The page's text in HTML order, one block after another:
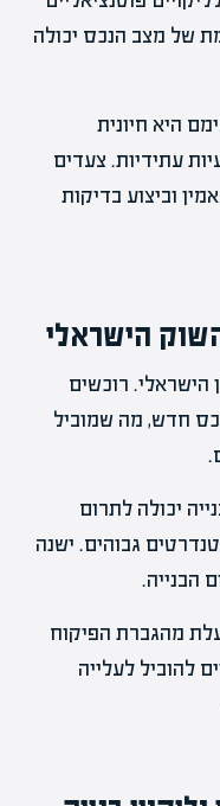
של מצב הנכס יכולה
היא חיונית
עתידיות. צעדים
וביצוע בדיקות
הישראלי
הישראלי. רוכשים
חדש, מה שמוביל
יכולה לתרום
גבוהים. ישנה
הבנייה.
מהגברת הפיקוח
להוביל לעלייה